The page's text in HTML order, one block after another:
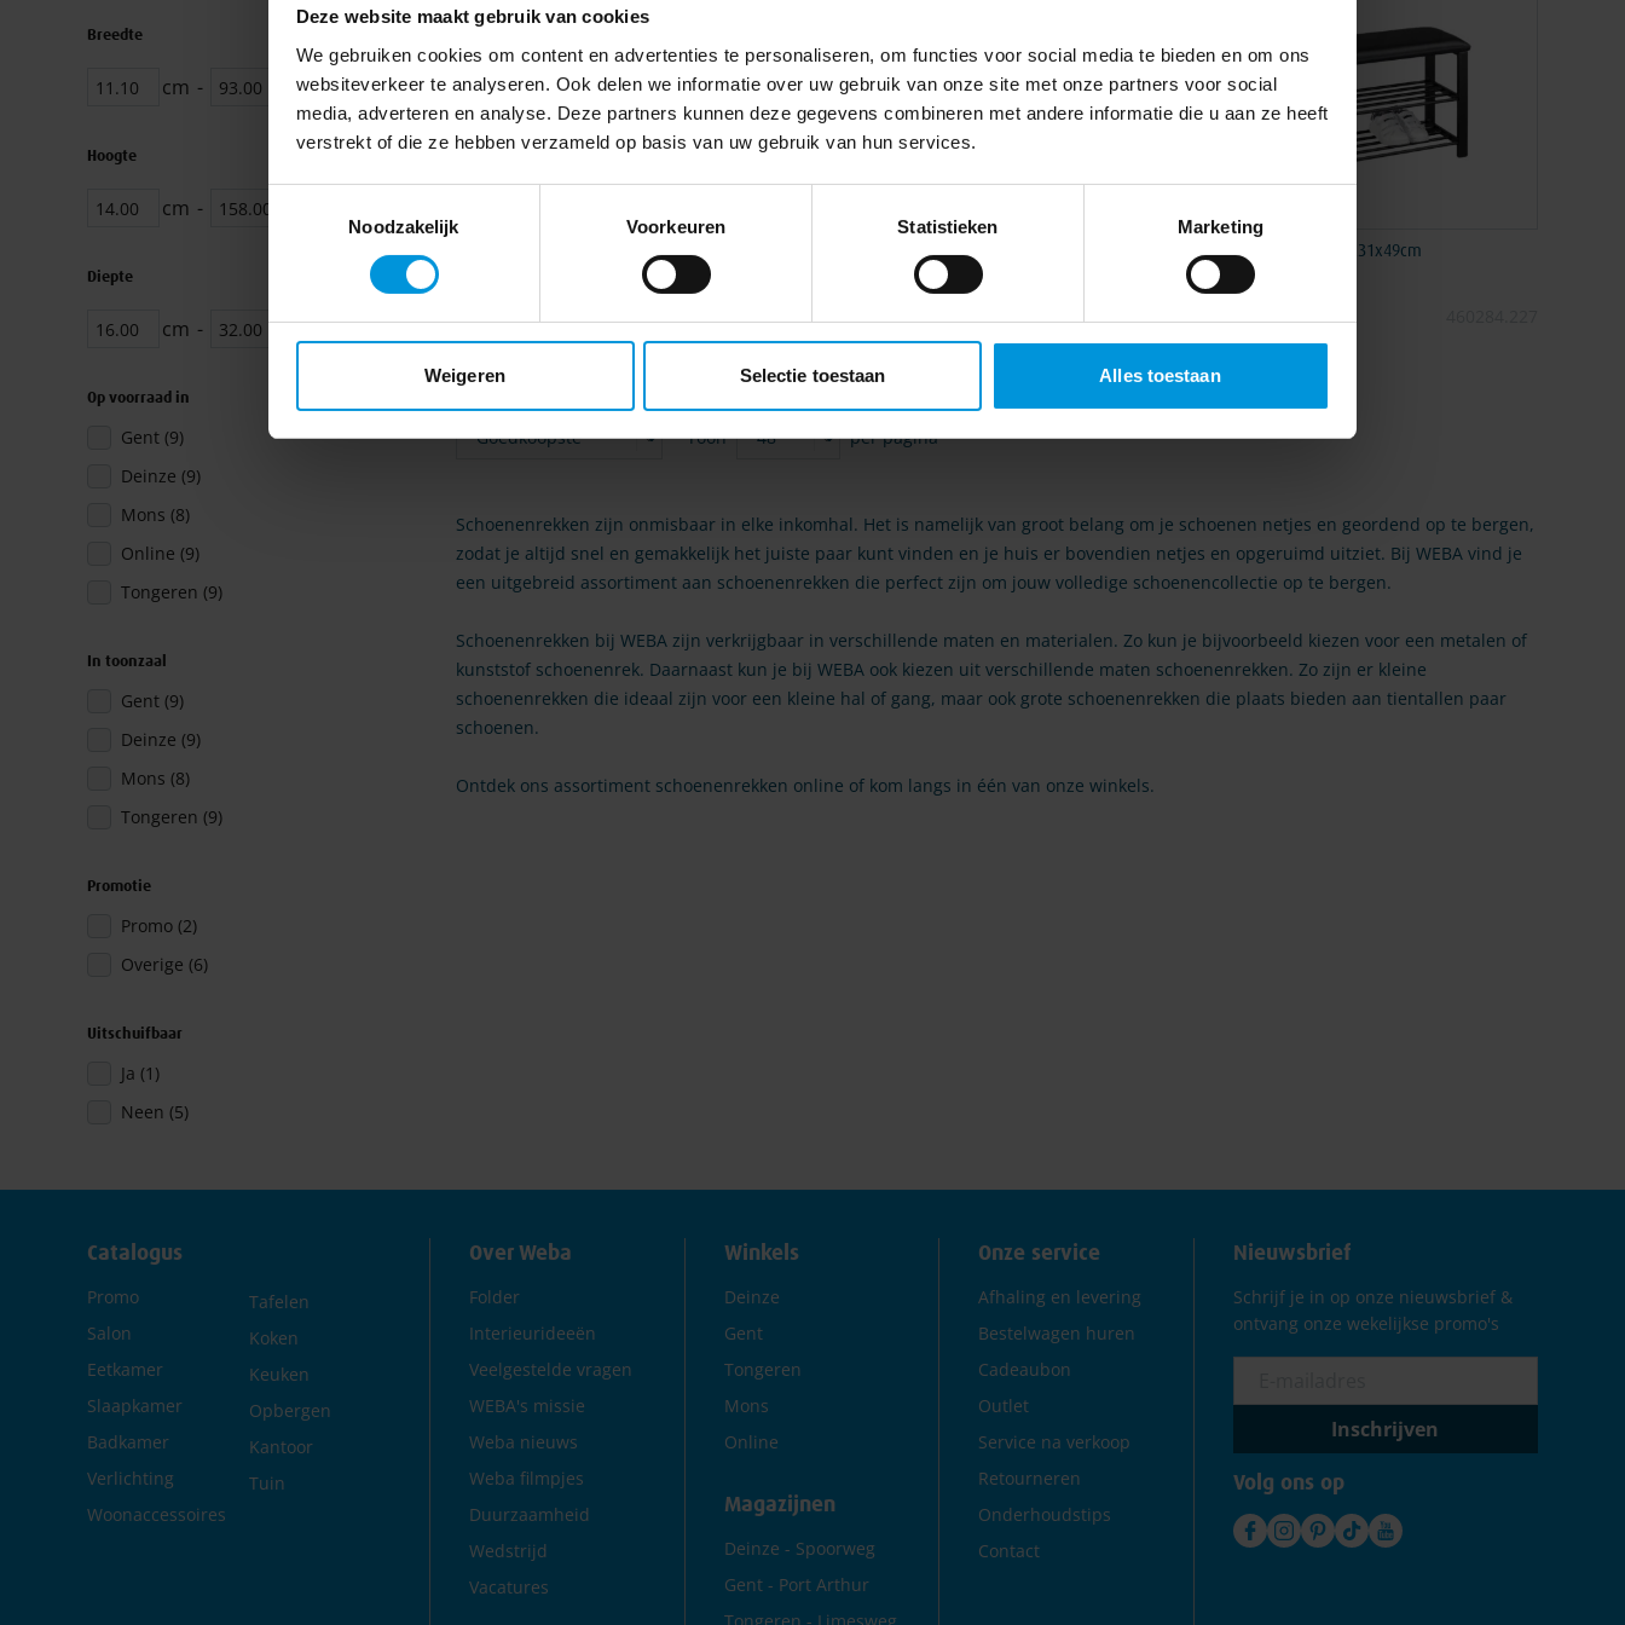
Deze website maakt gebruik van cookies
We gebruiken cookies om content en advertenties te personaliseren, om functies voor social media te bieden en om ons
websiteverkeer te analyseren. Ook delen we informatie over uw gebruik van onze site met onze partners voor social
media, adverteren en analyse. Deze partners kunnen deze gegevens combineren met andere informatie die u aan ze heeft
verstrekt of die ze hebben verzameld op basis van uw gebruik van hun services.
Noodzakelijk
Voorkeuren Statistieken Marketing
Weigeren Selectie toestaan Alles toestaan
Schoenenrek 70x26x34,30cm - FSC - naturel &
Schoenenrek Aliaj 63x30x45cm - decor - zwart Schoenenrek Taffoli 81x31x49cm
€ 39,00
Normale prijs
€ 42,70
Toon per pagina
Schoenenrekken zijn onmisbaar in elke inkomhal. Het is namelijk van groot belang om je schoenen netjes en geordend op te bergen,
zodat je altijd snel en gemakkelijk het juiste paar kunt vinden en je huis er bovendien netjes en opgeruimd uitziet. Bij WEBA vind je
een uitgebreid assortiment aan schoenenrekken die perfect zijn om jouw volledige schoenencollectie op te bergen.
Schoenenrekken bij WEBA zijn verkrijgbaar in verschillende maten en materialen. Zo kun je bijvoorbeeld kiezen voor een metalen of
kunststof schoenenrek. Daarnaast kun je bij WEBA ook kiezen uit verschillende maten schoenenrekken. Zo zijn er kleine
schoenenrekken die ideaal zijn voor een kleine hal of gang, maar ook grote schoenenrekken die plaats bieden aan tientallen paar
schoenen.
Ontdek ons assortiment schoenenrekken online of kom langs in één van onze winkels.
Breedte
cm - Zoek
Hoogte
cm -
Diepte
cm - Zoek
Op voorraad in
Gent (9)producten
Deinze (9)producten
Mons (8)producten
Online (9)producten
Tongeren (9)producten
In toonzaal
Gent (9)producten
Deinze (9)producten
Mons (8)producten
Tongeren (9)producten
Promotie
Promo (2)producten
Overige (6)producten
Uitschuifbaar
Ja (1)product
Neen (5)producten
Catalogus
Promo
Salon
Eetkamer
Slaapkamer
Badkamer
Verlichting
Woonaccessoires
Tafelen
Koken
Keuken
Opbergen
Kantoor
Tuin
Over Weba
Folder
Interieurideeën
Veelgestelde vragen
WEBA's missie
Weba nieuws
Weba filmpjes
Duurzaamheid
Wedstrijd
Vacatures
Winkels
Deinze
Gent
Tongeren
Mons
Online
Magazijnen
Deinze - Spoorweg
Gent - Port Arthur
Onze service
Afhaling en levering
Bestelwagen huren
Cadeaubon
Outlet
Service na verkoop
Retourneren
Onderhoudstips
Contact
Nieuwsbrief
Schrijf je in op onze nieuwsbrief &
ontvang onze wekelijkse promo's
Inschrijven
Volg ons op